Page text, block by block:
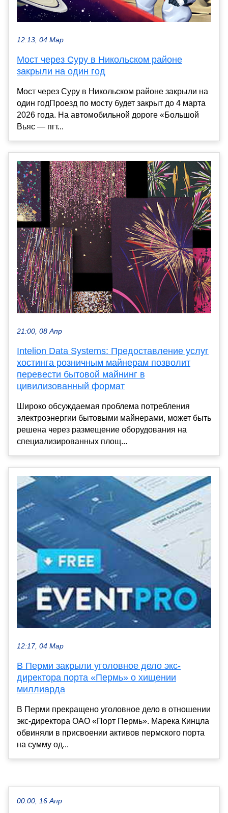
12:13, 04 Мар
Мост через Суру в Никольском районе
закрыли на один год
Мост через Суру в Никольском районе закрыли на
один годПроезд по мосту будет закрыт до 4 марта
2026 года. На автомобильной дороге «Большой
Вьяс — пгт...
21:00, 08 Апр
Intelion Data Systems: Предоставление услуг
хостинга розничным майнерам позволит
перевести бытовой майнинг в
цивилизованный формат
Широко обсуждаемая проблема потребления
электроэнергии бытовыми майнерами, может быть
решена через размещение оборудования на
специализированных площ...
12:17, 04 Мар
В Перми закрыли уголовное дело экс-
директора порта «Пермь» о хищении
миллиарда
В Перми прекращено уголовное дело в отношении
экс-директора ОАО «Порт Пермь». Марека Кинцла
обвиняли в присвоении активов пермского порта
на сумму од...
00:00, 16 Апр